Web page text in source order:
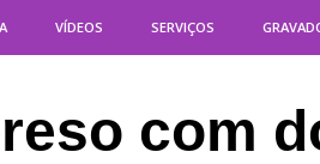
VÍDEOS SERVIÇOS
com